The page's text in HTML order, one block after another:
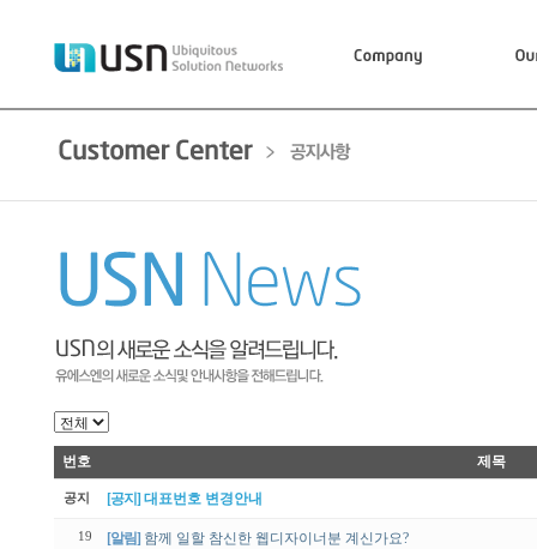
번호 제목
공지 [공지] 대표번호 변경안내
19 [알림] 함께 일할 참신한 웹디자이너분 계신가요?